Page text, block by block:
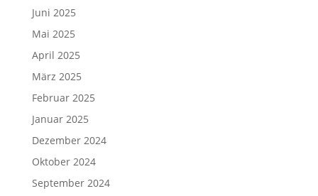
Juni 2025
Mai 2025
April 2025
März 2025
Februar 2025
Januar 2025
Dezember 2024
Oktober 2024
September 2024